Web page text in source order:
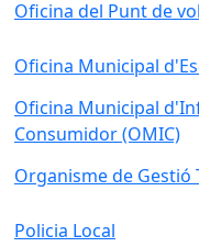
Oficina del Punt de
Oficina Municipal
Oficina Municipal
Consumidor (OMIC)
Organisme de Gestió
Policia Local